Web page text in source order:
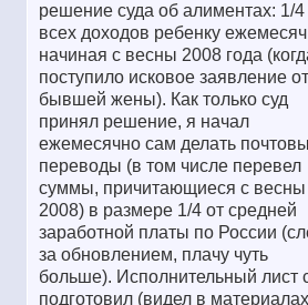
решение суда об алиментах: 1/4
всех доходов ребенку
начиная с весны 2008 года
поступило исковое заявление от
бывшей жены). Как только суд
принял решение, я начал
ежемесячно сам делать
переводы (в том числе перевел
суммы, причитающиеся с весны
2008) в размере 1/4 от средней
заработной платы по России
за обновлением, плачу чуть
больше). Исполнительный лист
подготовил (видел в материалах